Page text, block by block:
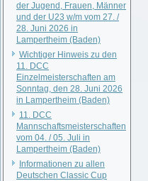
der Jugend, Frauen, Männer
und der U23 w/m vom 27. /
28. Juni 2026 in
Lampertheim (Baden)
Wichtiger Hinweis zu den
11. DCC
Einzelmeisterschaften am
Sonntag, den 28. Juni 2026
in Lampertheim (Baden)
11. DCC
Mannschaftsmeisterschaften
vom 04. / 05. Juli in
Lampertheim (Baden)
Informationen zu allen
Deutschen Classic Cup